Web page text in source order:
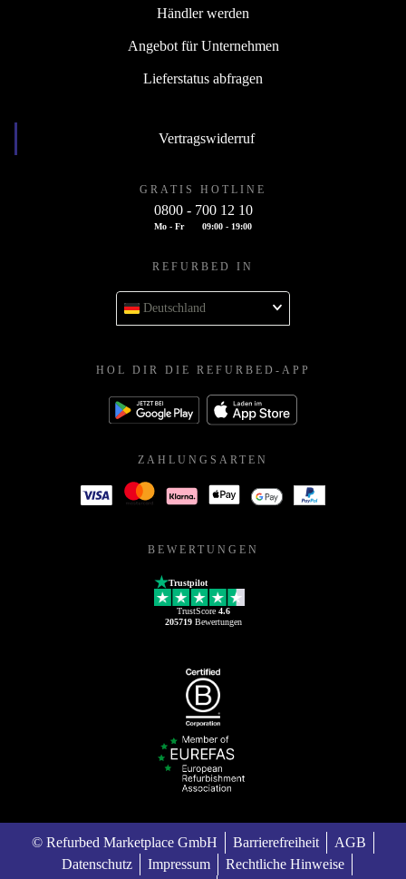
Händler werden
Angebot für Unternehmen
Lieferstatus abfragen
Vertragswiderruf
GRATIS HOTLINE
0800 - 700 12 10
Mo - Fr 09:00 - 19:00
REFURBED IN
Deutschland
HOL DIR DIE REFURBED-APP
ZAHLUNGSARTEN
BEWERTUNGEN
Trustpilot
TrustScore 4.6
205719Bewertungen
© Refurbed Marketplace GmbH Barrierefreiheit
AGB
Datenschutz
Impressum
Rechtliche Hinweise